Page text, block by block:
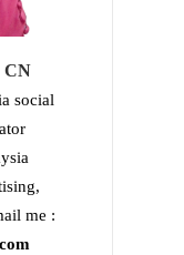
CN
social
me :